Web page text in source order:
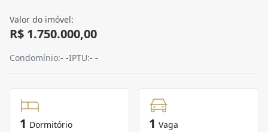
Valor do imóvel:
R$ 1.750.000,00
Condomínio:- -IPTU:- -
1 Dormitório 1 Vaga